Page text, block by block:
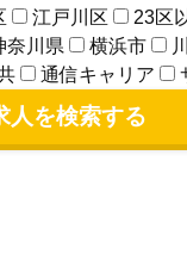
江戸川区 23区
奈川県 横浜市
通信キャリア
人を検索する